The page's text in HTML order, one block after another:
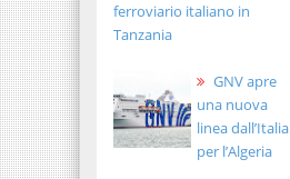
ferroviario italiano in
Tanzania
GNV apre
una nuova
linea dall’Italia
per l’Algeria